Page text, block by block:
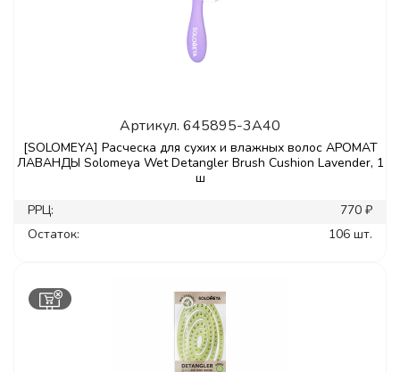
Артикул. 645895-3A40
[SOLOMEYA] Расческа для сухих и влажных волос АРОМАТ
ЛАВАНДЫ Solomeya Wet Detangler Brush Cushion Lavender, 1
ш
РРЦ:
770 ₽
Остаток:
106 шт.